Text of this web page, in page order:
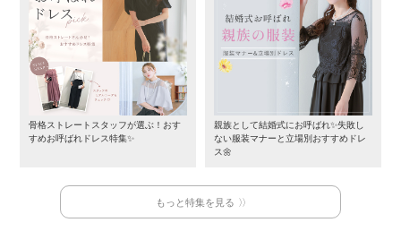
骨格ストレートスタッフが選ぶ！おす
すめお呼ばれドレス特集✨
親族として結婚式にお呼ばれ✨失敗し
ない服装マナーと立場別おすすめドレ
ス🌼
もっと特集を見る